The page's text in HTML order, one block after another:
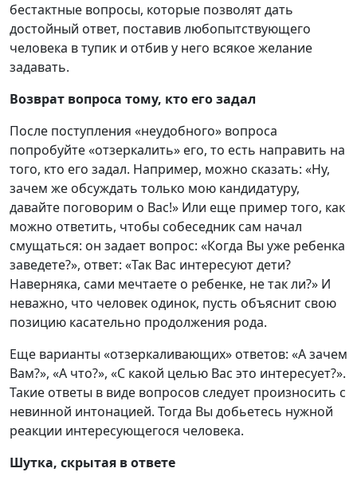
бестактные вопросы, которые позволят дать
достойный ответ, поставив любопытствующего
человека в тупик и отбив у него всякое желание
задавать.
Возврат вопроса тому, кто его задал
После поступления «неудобного» вопроса
попробуйте «отзеркалить» его, то есть направить на
того, кто его задал. Например, можно сказать: «Ну,
зачем же обсуждать только мою кандидатуру,
давайте поговорим о Вас!» Или еще пример того, как
можно ответить, чтобы собеседник сам начал
смущаться: он задает вопрос: «Когда Вы уже ребенка
заведете?», ответ: «Так Вас интересуют дети?
Наверняка, сами мечтаете о ребенке, не так ли?» И
неважно, что человек одинок, пусть объяснит свою
позицию касательно продолжения рода.
Еще варианты «отзеркаливающих» ответов: «А зачем
Вам?», «А что?», «С какой целью Вас это интересует?».
Такие ответы в виде вопросов следует произносить с
невинной интонацией. Тогда Вы добьетесь нужной
реакции интересующегося человека.
Шутка, скрытая в ответе